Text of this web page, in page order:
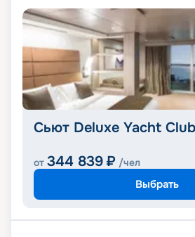
Сьют Deluxe Yacht
от 344 839 ₽ /чел
Выбрать